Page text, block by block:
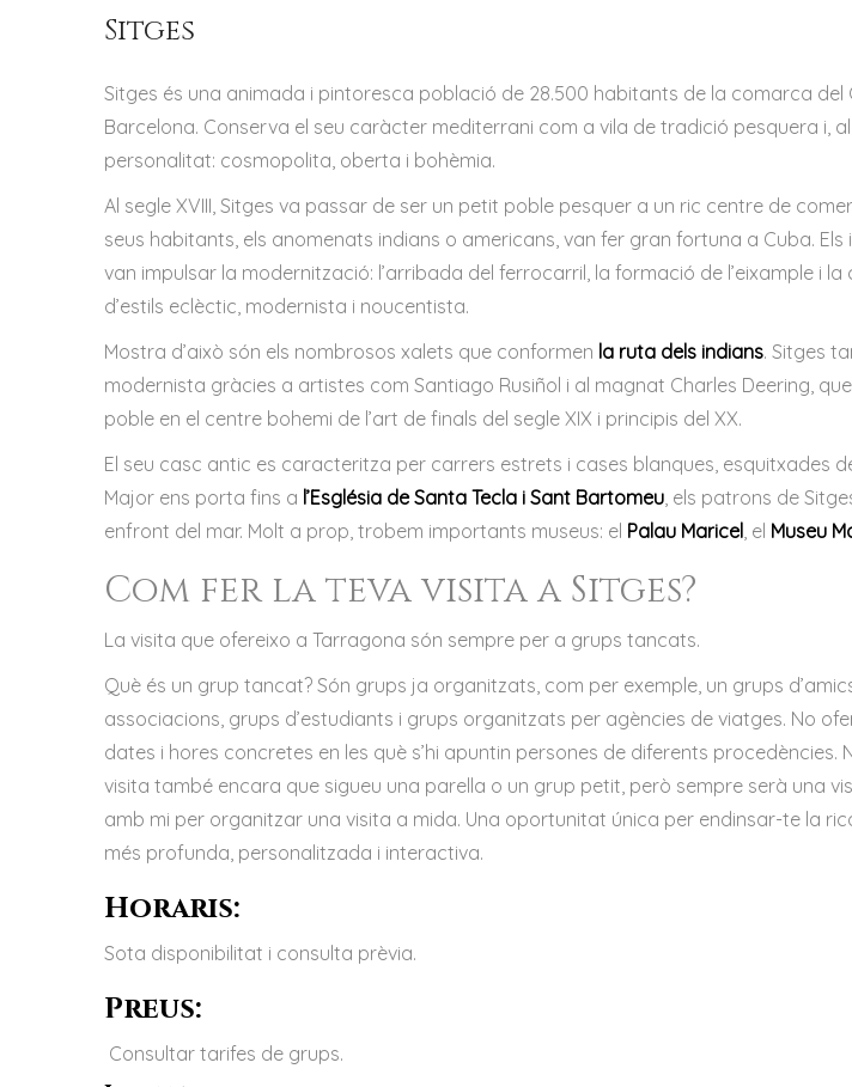
Sitges
Sitges és una animada i pintoresca població de 28.500 habitants de la comarca del
Barcelona. Conserva el seu caràcter mediterrani com a vila de tradició pesquera i,
personalitat: cosmopolita, oberta i bohèmia.
Al segle XVIII, Sitges va passar de ser un petit poble pesquer a un ric centre de
seus habitants, els anomenats indians o americans, van fer gran fortuna a Cuba.
van impulsar la modernització: l’arribada del ferrocarril, la formació de l’eixample i
d’estils eclèctic, modernista i noucentista.
Mostra d’això són els nombrosos xalets que conformen la ruta dels indians. Sitges
modernista gràcies a artistes com Santiago Rusiñol i al magnat Charles Deering,
poble en el centre bohemi de l’art de finals del segle XIX i principis del XX.
El seu casc antic es caracteritza per carrers estrets i cases blanques, esquitxades
Major ens porta fins a l’Església de Santa Tecla i Sant Bartomeu, els patrons de
enfront del mar. Molt a prop, trobem importants museus: el Palau Maricel, el Museu
Com fer la teva visita a Sitges?
La visita que ofereixo a Tarragona són sempre per a grups tancats.
Què és un grup tancat? Són grups ja organitzats, com per exemple, un grups
associacions, grups d’estudiants i grups organitzats per agències de viatges. No
dates i hores concretes en les què s’hi apuntin persones de diferents
visita també encara que sigueu una parella o un grup petit, però sempre serà una
amb mi per organitzar una visita a mida. Una oportunitat única per endinsar-te la
més profunda, personalitzada i interactiva.
Horaris:
Sota disponibilitat i consulta prèvia.
Preus:
Consultar tarifes de grups.